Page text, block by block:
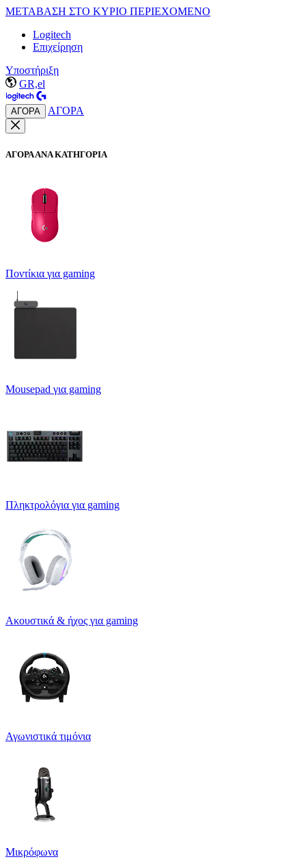
ΜΕΤΑΒΑΣΗ ΣΤΟ ΚΥΡΙΟ ΠΕΡΙΕΧΟΜΕΝΟ
Logitech
Επιχείρηση
Υποστήριξη
GR,el
ΑΓΟΡΑ ΑΓΟΡΑ
ΑΓΟΡΑ ΑΝΑ ΚΑΤΗΓΟΡΙΑ
Ποντίκια για gaming
Mousepad για gaming
Πληκτρολόγια για gaming
Ακουστικά & ήχος για gaming
Αγωνιστικά τιμόνια
Μικρόφωνα